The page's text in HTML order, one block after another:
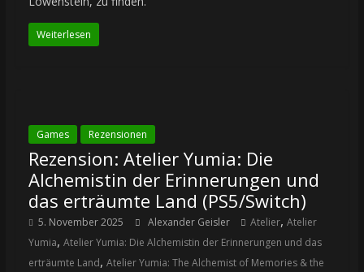
Weiterlesen
Games Rezensionen
Rezension: Atelier Yumia: Die
Alchemistin der Erinnerungen und
das erträumte Land (PS5/Switch)
5. November 2025 Alexander Geisler Atelier, Atelier
Yumia, Atelier Yumia: Die Alchemistin der Erinnerungen und das
erträumte Land, Atelier Yumia: The Alchemist of Memories & the